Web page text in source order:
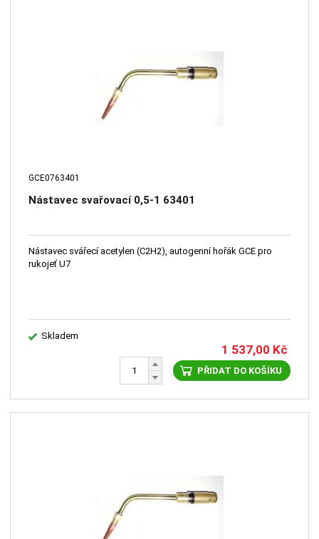
GCE0763401
Nástavec svařovací 0,5-1 63401
Nástavec svářecí acetylen (C2H2), autogenní hořák GCE pro
rukojeť U7
Skladem
1 537,00 Kč
PŘIDAT DO KOŠÍKU